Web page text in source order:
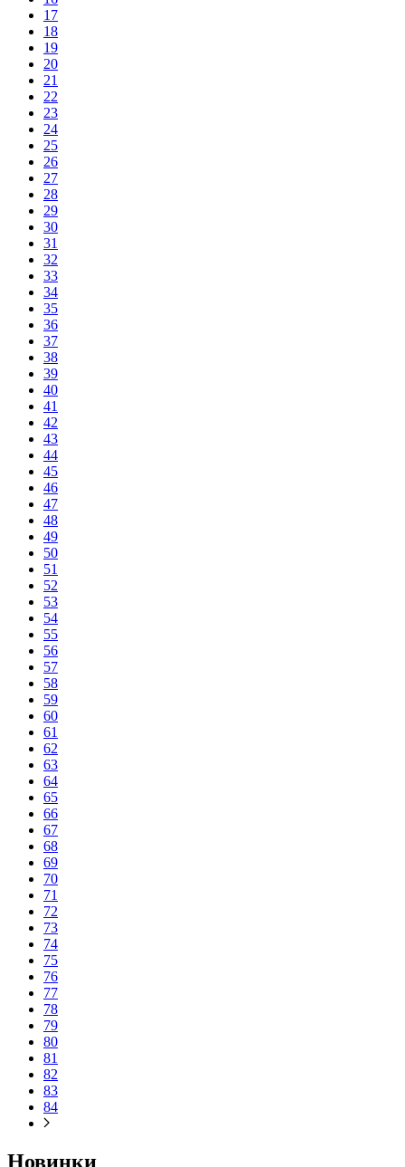
17
18
19
20
21
22
23
24
25
26
27
28
29
30
31
32
33
34
35
36
37
38
39
40
41
42
43
44
45
46
47
48
49
50
51
52
53
54
55
56
57
58
59
60
61
62
63
64
65
66
67
68
69
70
71
72
73
74
75
76
77
78
79
80
81
82
83
84
Новинки